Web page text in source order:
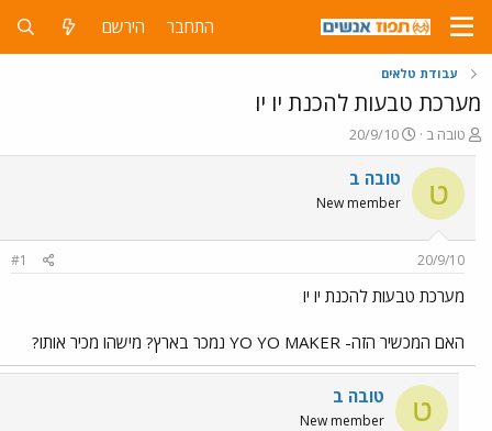
התחבר הירשם
עבודת טלאים
מערכת טבעות להכנת יו יו
פ
ו
ת
ח
ה
ו
ש
א
טובה ב
פ
ו
ר
ם
ר
20/9/10
ט טובה ב
New member
20/9/10
#1
מערכת טבעות להכנת יו יו
האם המכשיר הזה- YO YO MAKER נמכר בארץ? מישהו מכיר אותו?
ט טובה ב
New member